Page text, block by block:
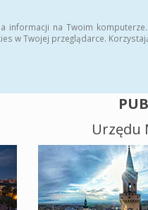
na Twoim
w Twojej przeglądarce.
Urzędu